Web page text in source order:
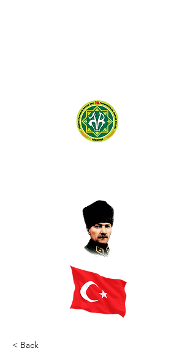
< Back